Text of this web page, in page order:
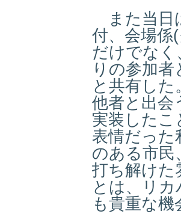
また当日
付、会場係
だけでな
りの参加
と共有した
他者と出会
実装したこ
表情だった
のある市民
打ち解けた
とは、リ
も貴重な